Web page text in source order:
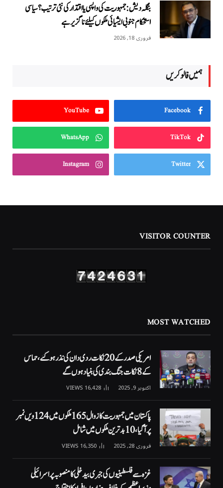
بنگلہ دیش: جمہوریت کی واپسی یا اقتدار کی نئی ترتیب؟ سیاسی
استحکام جنوبی ایشیائی ملکوں کیلئے ناگزیر ہے
فروری 18, 2026
ہمیں فالو کریں
Facebook
YouTube
TikTok
WhatsApp
Twitter
Instagram
VISITOR COUNTER
MOST WATCHED
امریکی صدر کے 20 نکات ردی دان کی نذر ہوگئے، حماس
کے 8 نکات جنگ بندی کی بنیاد ہوں گے
اکتوبر 9, 2025 16,428
VIEWS
پاکستان میں جمہوریت کا زوال 165 ملکوں میں 124ویں نمبر
پر آگیا، 10 بدترین ملکوں میں شامل
فروری 28, 2025 16,350
VIEWS
غزہ سے فلسطینیوں کی جبری بیدخلی کا منصوبہ پر اسرائیلی